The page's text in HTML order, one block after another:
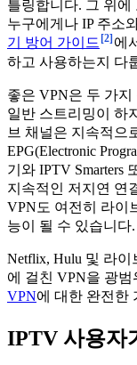
틀링합니다. 그 위
누구에게나 IP 주소
기 방어 가이드 [2] 에
하고 사용하는지 다
좋은 VPN은 두 가
일반 스트리밍이 하
브 채널은 지속적으
EPG(Electronic
기와 IPTV Smarters
지속적인 저지연 연
VPN도 여전히 라이
능이 될 수 있습니다.
Netflix, Hulu 및 라
에 걸친 VPN을 광범
VPN에 대한 완전한
IPTV 사용자